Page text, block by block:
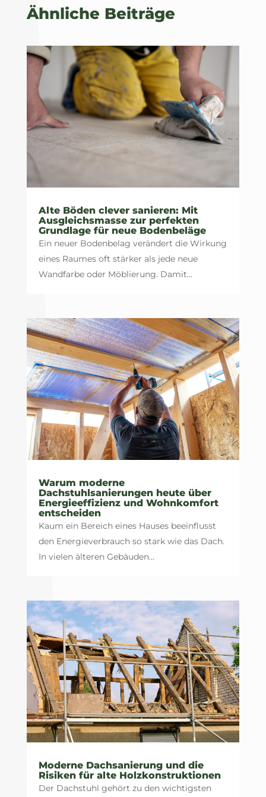
Ähnliche Beiträge
Alte Böden clever sanieren: Mit
Ausgleichsmasse zur perfekten
Grundlage für neue Bodenbeläge
Ein neuer Bodenbelag verändert die Wirkung
eines Raumes oft stärker als jede neue
Wandfarbe oder Möblierung. Damit...
Warum moderne
Dachstuhlsanierungen heute über
Energieeffizienz und Wohnkomfort
entscheiden
Kaum ein Bereich eines Hauses beeinflusst
den Energieverbrauch so stark wie das Dach.
In vielen älteren Gebäuden...
Moderne Dachsanierung und die
Risiken für alte Holzkonstruktionen
Der Dachstuhl gehört zu den wichtigsten